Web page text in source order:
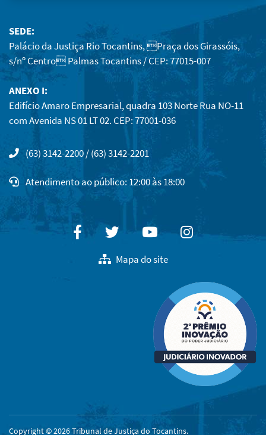
SEDE:
Palácio da Justiça Rio Tocantins, Praça dos Girassóis,
s/nº Centro Palmas Tocantins / CEP: 77015-007
ANEXO I:
Edifício Amaro Empresarial, quadra 103 Norte Rua NO-11
com Avenida NS 01 LT 02. CEP: 77001-036
(63) 3142-2200 / (63) 3142-2201
Atendimento ao público: 12:00 às 18:00
FacebookTwitterYoutubeInstagram
Mapa do site
Copyright © 2026 Tribunal de Justiça do Tocantins.